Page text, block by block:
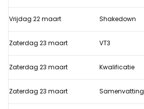
en
mis
niets
GP
van
Vrijdag 22 maart Shakedown
Zaterdag 23 maart VT3
Zaterdag 23 maart Kwalificatie
Zaterdag 23 maart Samenvatting